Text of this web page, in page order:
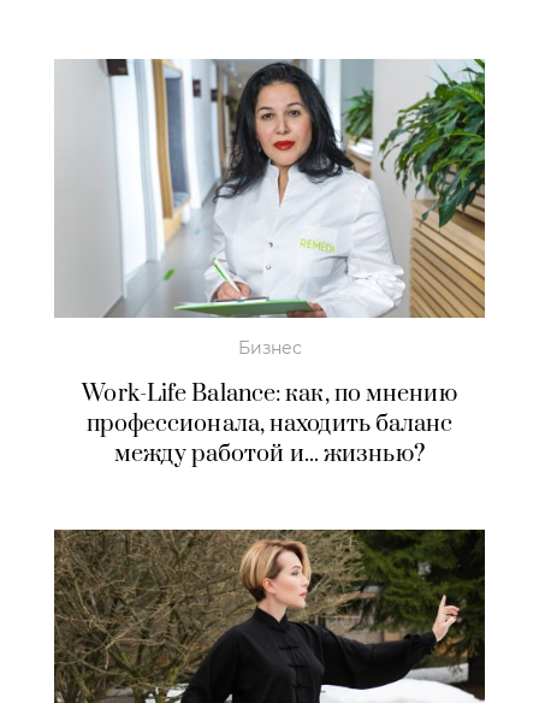
Бизнес
Work-Life Balance: как, по мнению
профессионала, находить баланс
между работой и... жизнью?